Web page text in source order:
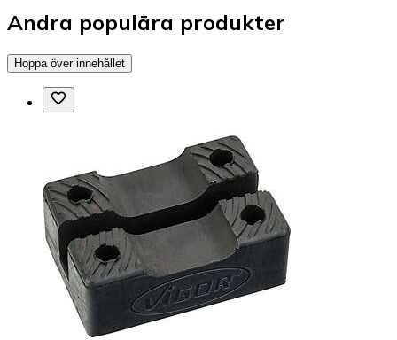
Andra populära produkter
Hoppa över innehållet